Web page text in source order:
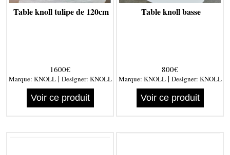
Table knoll tulipe de 120cm
1600€
Marque: KNOLL| Designer: KNOLL
Voir ce produit
Table knoll basse
800€
Marque: KNOLL| Designer: KNOLL
Voir ce produit